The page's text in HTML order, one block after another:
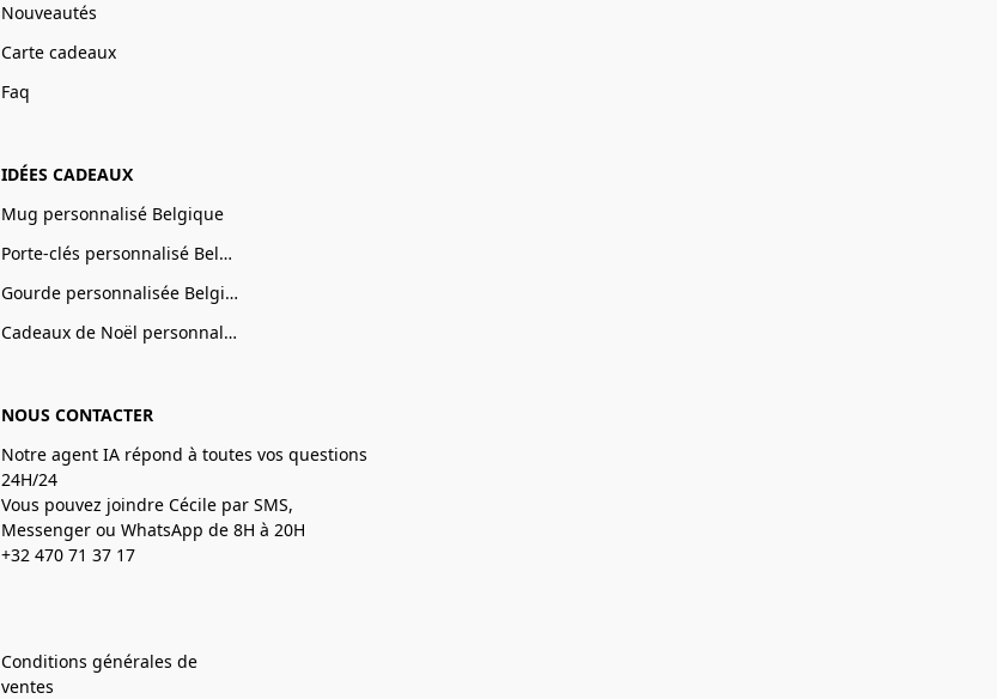
Nouveautés
Carte cadeaux
Faq
IDÉES CADEAUX
Mug personnalisé Belgique
Porte-clés personnalisé Belgique
Gourde personnalisée Belgique
Cadeaux de Noël personnalisé Belgique
NOUS CONTACTER
Notre agent IA répond à toutes vos questions
24H/24
Vous pouvez joindre Cécile par SMS,
Messenger ou WhatsApp de 8H à 20H
+32 470 71 37 17
Conditions générales de
ventes